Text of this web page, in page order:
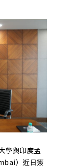
學與印度孟
）近日簽